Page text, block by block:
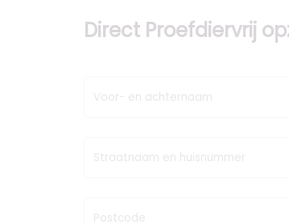
Direct Proefdiervrij
Voor- en achternaam
Straatnaam en huisnummer
Postcode